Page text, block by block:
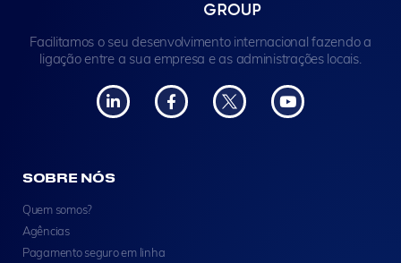
Facilitamos o seu desenvolvimento internacional fazendo a
ligação entre a sua empresa e as administrações locais.
SOBRE NÓS
Quem somos?
Agências
Pagamento seguro em linha